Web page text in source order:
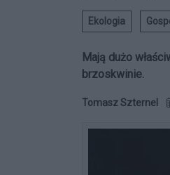
Ekologia
Mają dużo
brzoskwinie.
Tomasz Szternel